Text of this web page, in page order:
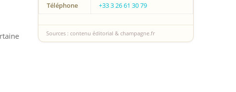
Téléphone
+33 3 26 61 30 79
Sources : contenu éditorial & champagne.fr